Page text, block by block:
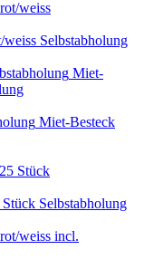
Selbstabholung
Miet-
Miet-Besteck
Selbstabholung